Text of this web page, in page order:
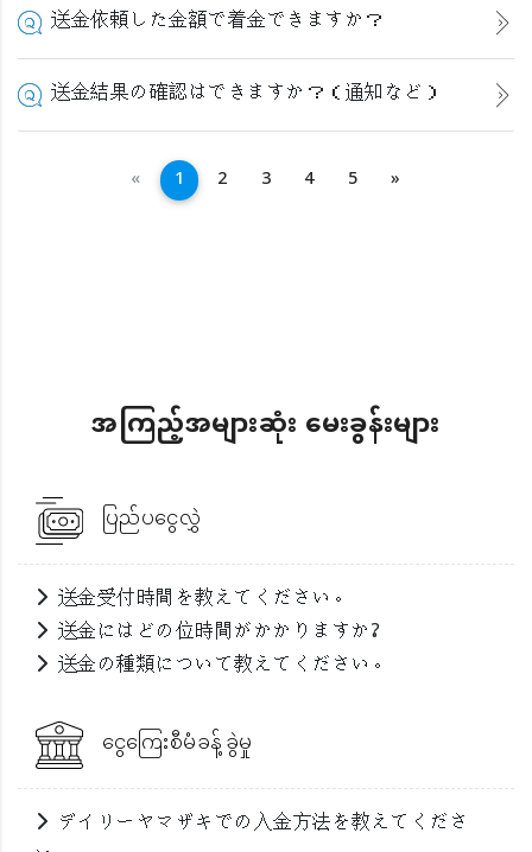
送金依頼した金額で着金できますか？
送金結果の確認はできますか？（通知など）
«အနောက်သို့
1 2 3 4 5 »
အကြည့်အများဆုံး မေးခွန်းများ
ပြည်ပငွေလွှဲ
送金受付時間を教えてください。
送金にはどの位時間がかかりますか?
送金の種類について教えてください。
ငွေကြေးစီမံခန့်ခွဲမှု
デイリーヤマザキでの入金方法を教えてくださ